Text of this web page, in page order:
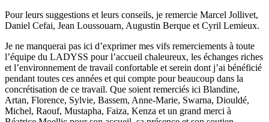
Pour leurs suggestions et leurs conseils, je remercie Marcel Jollivet,
Daniel Cefai, Jean Loussouarn, Augustin Berque et Cyril Lemieux.
Je ne manquerai pas ici d’exprimer mes vifs remerciements à toute
l’équipe du LADYSS pour l’accueil chaleureux, les échanges riches
et l’environnement de travail confortable et serein dont j’ai bénéficié
pendant toutes ces années et qui compte pour beaucoup dans la
concrétisation de ce travail. Que soient remerciés ici Blandine,
Artan, Florence, Sylvie, Bassem, Anne-Marie, Swarna, Diouldé,
Michel, Raouf, Mustapha, Faiza, Kenza et un grand merci à